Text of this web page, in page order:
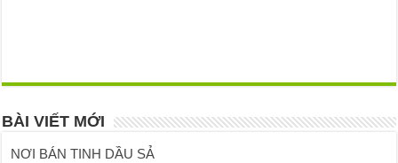
BÀI VIẾT MỚI
NƠI BÁN TINH DẦU SẢ